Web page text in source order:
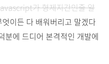
가 형제지간인줄 알
엇이든 다 배워버리고 말겠다
분에 드디어 본격적인 개발에